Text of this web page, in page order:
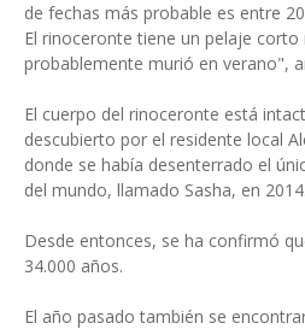
de fechas más probable es entre
El rinoceronte tiene un pelaje
probablemente murió en verano",
El cuerpo del rinoceronte está
descubierto por el residente local
donde se había desenterrado el
del mundo, llamado Sasha, en 2014.
Desde entonces, se ha confirmó
34.000 años.
El año pasado también se